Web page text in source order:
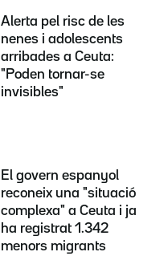
Alerta pel risc de les
nenes i adolescents
arribades a Ceuta:
"Poden tornar-se
invisibles"
El govern espanyol
reconeix una "situació
complexa" a Ceuta i ja
ha registrat 1.342
menors migrants